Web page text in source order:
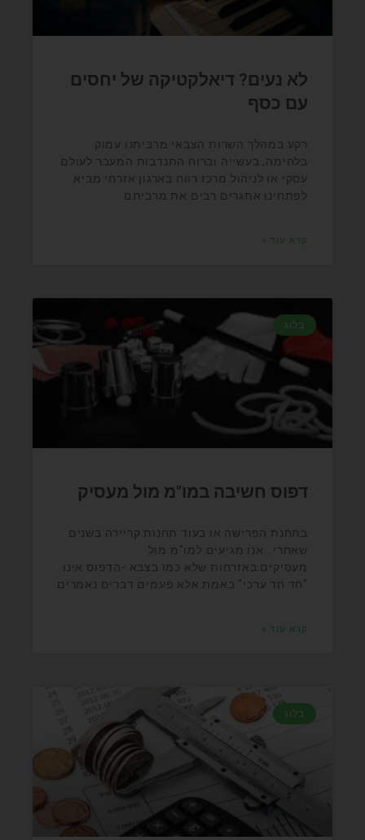
לא נעים? דיאלקטיקה של יחסים
עם כסף
רקע במהלך השרות הצבאי מרביתנו עמוק
בלחימה, בעשייה וברוח התנדבות המעבר לעולם
עסקי או לניהול מרכז רווח בארגון אזרחי מביא
לפתחינו אתגרים רבים את מרביתם
קרא עוד »
בלוג
דפוס חשיבה במו"מ מול מעסיק
בתחנת הפרישה או בעוד תחנות קריירה בשנים
שאחרי.. אנו מגיעים למו"מ מול
מעסיקים.באזרחות שלא כמו בצבא -הדפוס אינו
"חד חד ערכי" באמת.אלא פעמים דברים נאמרים
קרא עוד »
בלוג